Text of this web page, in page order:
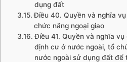
dụng đất
Điều 40. Quyền và nghĩa
chức năng ngoại giao
Điều 41. Quyền và nghĩa
định cư ở nước ngoài, tổ
nước ngoài sử dụng đất